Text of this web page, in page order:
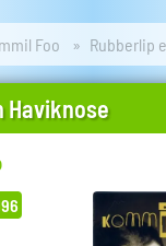
Foo Rubberlip
Haviknose